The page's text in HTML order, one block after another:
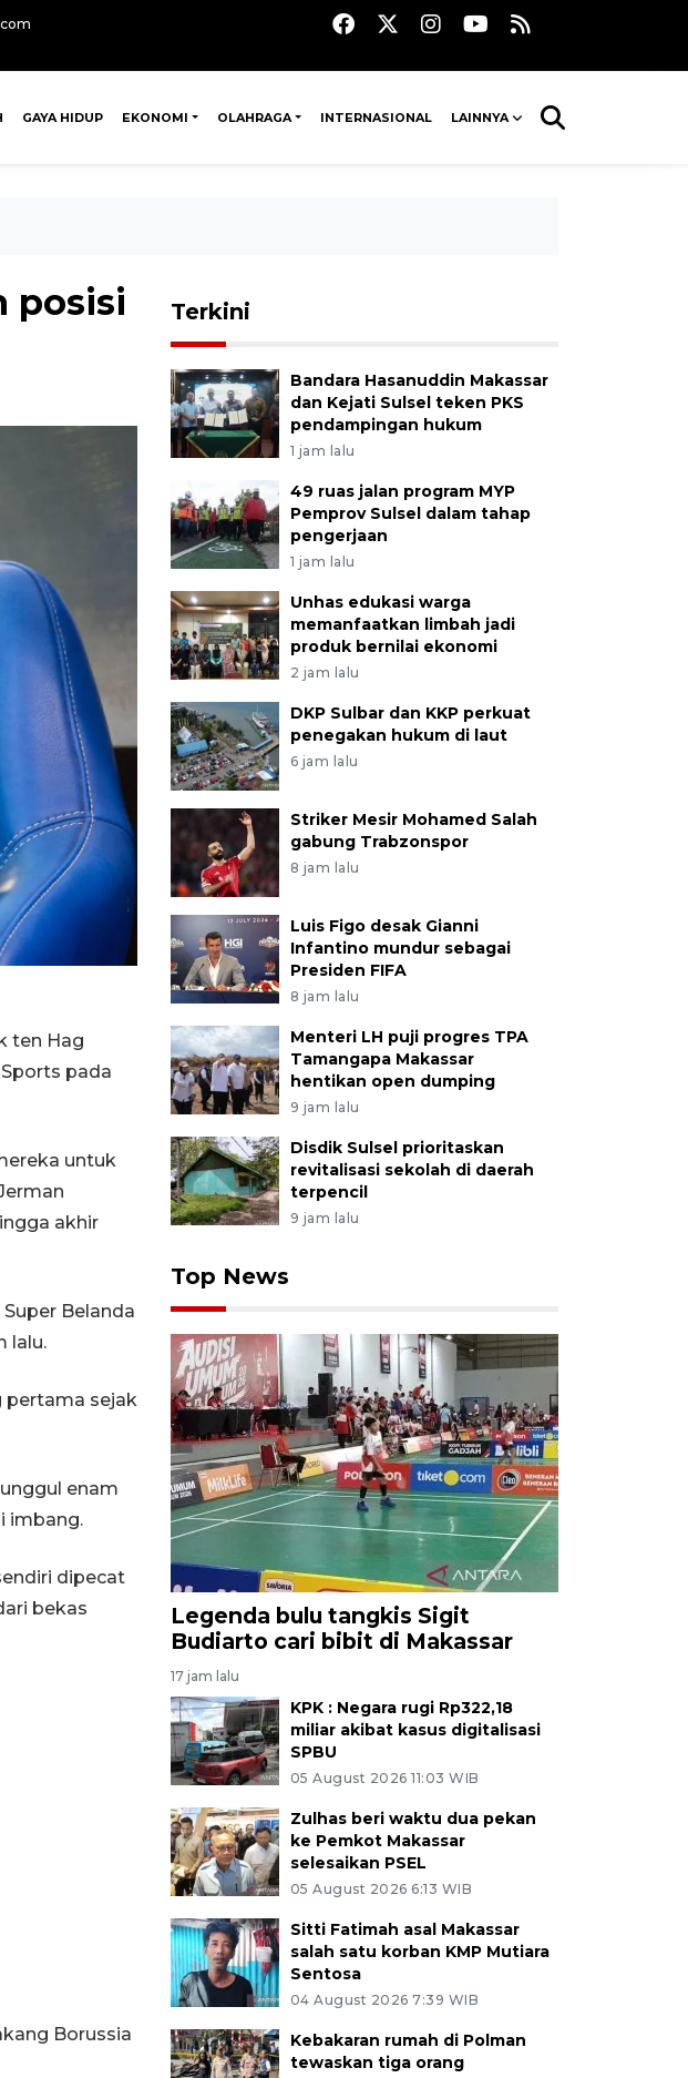
GAYA HIDUP EKONOMI OLAHRAGA INTERNASIONAL LAINNYA
posisi
ten Hag
pada
untuk
akhir
Belanda
lalu.
pertama sejak
enam
imbang.
dipecat
bekas
Borussia
Terkini
Bandara Hasanuddin Makassar
dan Kejati Sulsel teken PKS
pendampingan hukum
1 jam lalu
49 ruas jalan program MYP
Pemprov Sulsel dalam tahap
pengerjaan
1 jam lalu
Unhas edukasi warga
memanfaatkan limbah jadi
produk bernilai ekonomi
2 jam lalu
DKP Sulbar dan KKP perkuat
penegakan hukum di laut
6 jam lalu
Striker Mesir Mohamed Salah
gabung Trabzonspor
8 jam lalu
Luis Figo desak Gianni
Infantino mundur sebagai
Presiden FIFA
8 jam lalu
Menteri LH puji progres TPA
Tamangapa Makassar
hentikan open dumping
9 jam lalu
Disdik Sulsel prioritaskan
revitalisasi sekolah di daerah
terpencil
9 jam lalu
Top News
Legenda bulu tangkis Sigit
Budiarto cari bibit di Makassar
17 jam lalu
KPK : Negara rugi Rp322,18
miliar akibat kasus digitalisasi
SPBU
05 August 2026 11:03 WIB
Zulhas beri waktu dua pekan
ke Pemkot Makassar
selesaikan PSEL
05 August 2026 6:13 WIB
Sitti Fatimah asal Makassar
salah satu korban KMP Mutiara
Sentosa
04 August 2026 7:39 WIB
Kebakaran rumah di Polman
tewaskan tiga orang